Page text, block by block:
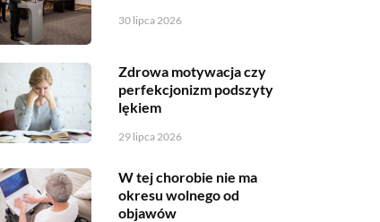
30 lipca 2026
Zdrowa motywacja czy
perfekcjonizm podszyty
lękiem
29 lipca 2026
W tej chorobie nie ma
okresu wolnego od
objawów